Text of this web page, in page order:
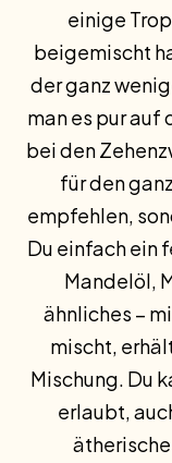
einige
beigemischt
der ganz
man es pur auf
bei den
für den
empfehlen,
Du einfach ein
Mandelöl,
ähnliches –
mischt,
Mischung. Du
erlaubt,